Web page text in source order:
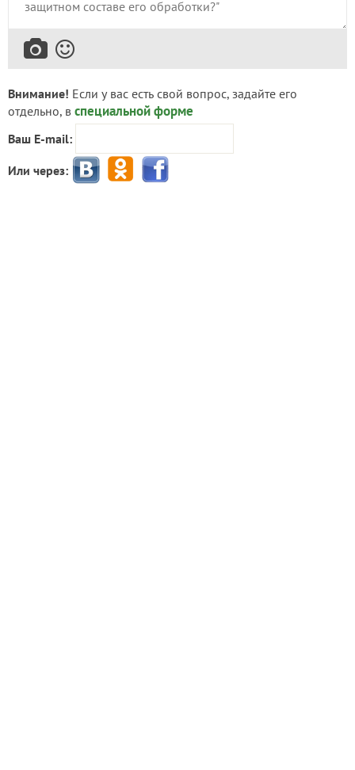
Внимание! Если у вас есть свой вопрос, задайте его
отдельно, в специальной форме
Ваш E-mail:
Или через: